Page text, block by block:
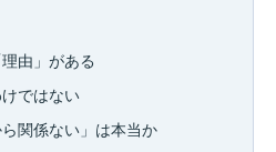
由」がある
ではない
関係ない」は本当か